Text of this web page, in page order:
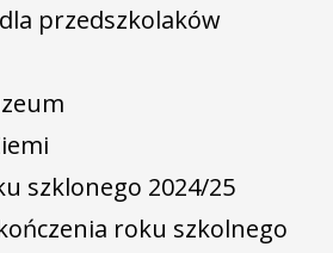
przedszkolaków
szklonego 2024/25
roku szkolnego